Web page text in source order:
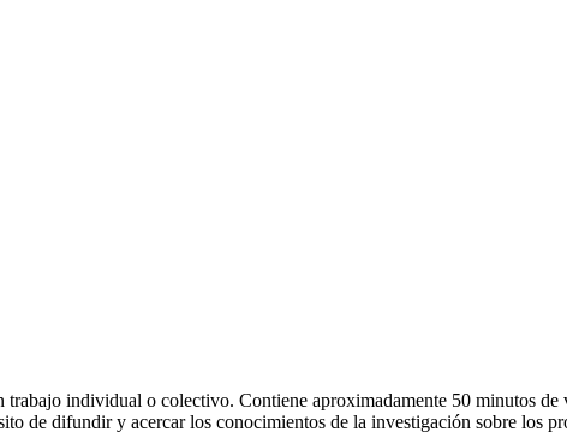
individual o colectivo. Contiene aproximadamente 50 minutos
de difundir y acercar los conocimientos de la investigación sobre los